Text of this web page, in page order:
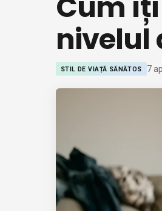
nivelul
STIL DE VIAȚĂ SĂNĂTOS 7